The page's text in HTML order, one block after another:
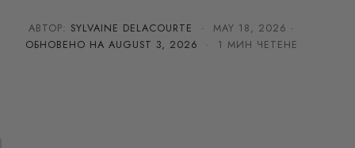
АВТОР: SYLVAINE DELACOURTE · MAY 18, 2026 ·
ОБНОВЕНО НА AUGUST 3, 2026 · 1 МИН ЧЕТЕНЕ